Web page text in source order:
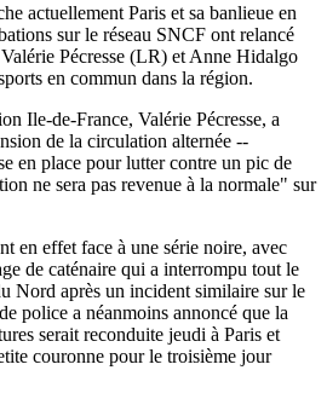
actuellement Paris et sa banlieue en
sur le réseau SNCF ont relancé
Pécresse (LR) et Anne Hidalgo
en commun dans la région.
Ile-de-France, Valérie Pécresse, a
de la circulation alternée --
en place pour lutter contre un pic de
ne sera pas revenue à la normale" sur
en effet face à une série noire, avec
de caténaire qui a interrompu tout le
Nord après un incident similaire sur le
police a néanmoins annoncé que la
serait reconduite jeudi à Paris et
couronne pour le troisième jour